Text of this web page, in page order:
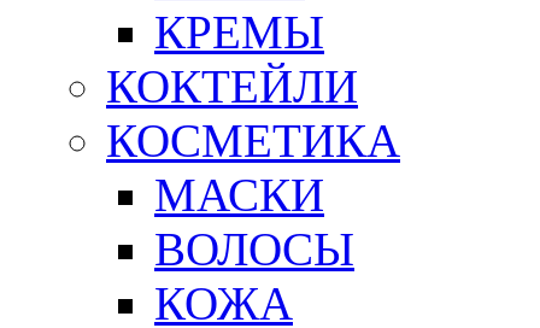
КРЕМЫ
КОКТЕЙЛИ
КОСМЕТИКА
МАСКИ
ВОЛОСЫ
КОЖА